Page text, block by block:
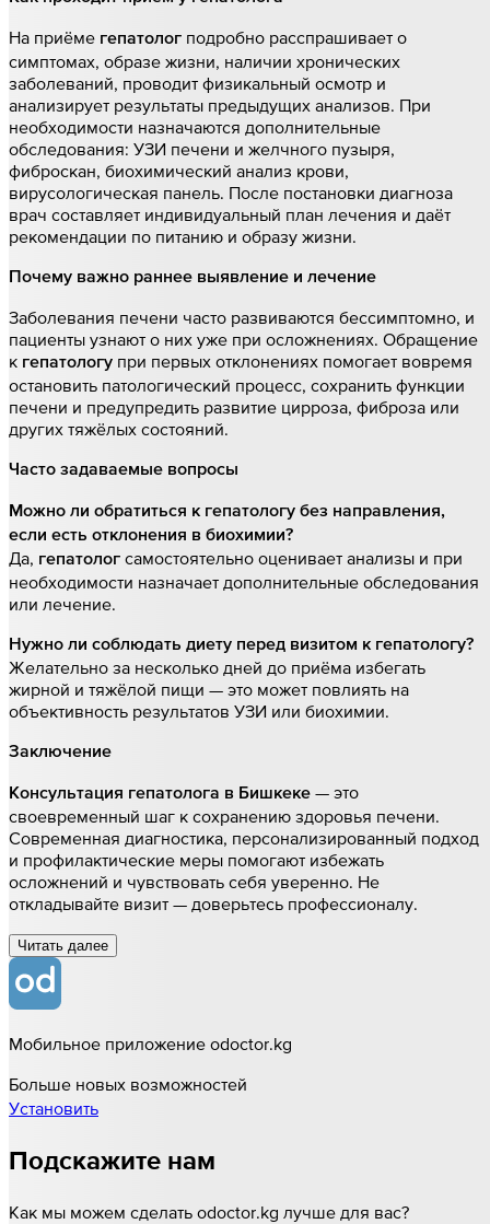
На приёме гепатолог подробно расспрашивает о
симптомах, образе жизни, наличии хронических
заболеваний, проводит физикальный осмотр и
анализирует результаты предыдущих анализов. При
необходимости назначаются дополнительные
обследования: УЗИ печени и желчного пузыря,
фиброскан, биохимический анализ крови,
вирусологическая панель. После постановки диагноза
врач составляет индивидуальный план лечения и даёт
рекомендации по питанию и образу жизни.
Почему важно раннее выявление и лечение
Заболевания печени часто развиваются бессимптомно, и
пациенты узнают о них уже при осложнениях. Обращение
к гепатологу при первых отклонениях помогает вовремя
остановить патологический процесс, сохранить функции
печени и предупредить развитие цирроза, фиброза или
других тяжёлых состояний.
Часто задаваемые вопросы
Можно ли обратиться к гепатологу без направления,
если есть отклонения в биохимии?
Да, гепатолог самостоятельно оценивает анализы и при
необходимости назначает дополнительные обследования
или лечение.
Нужно ли соблюдать диету перед визитом к гепатологу?
Желательно за несколько дней до приёма избегать
жирной и тяжёлой пищи — это может повлиять на
объективность результатов УЗИ или биохимии.
Заключение
Консультация гепатолога в Бишкеке — это
своевременный шаг к сохранению здоровья печени.
Современная диагностика, персонализированный подход
и профилактические меры помогают избежать
осложнений и чувствовать себя уверенно. Не
откладывайте визит — доверьтесь профессионалу.
Читать далee
Мобильное приложение odoctor.kg
Больше новых возможностей
Установить
Подскажите нам
Как мы можем сделать odoctor.kg лучше для вас?